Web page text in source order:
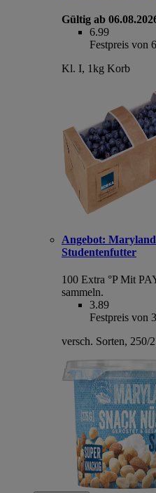
Gültig ab
6.99
Festpreis von
Kl. I, 1kg Korb
Angebot: Maryland
Studentenfutter
100 Extra °P Mit
sammeln.
3.89
Festpreis von
versch. Sorten, 250/